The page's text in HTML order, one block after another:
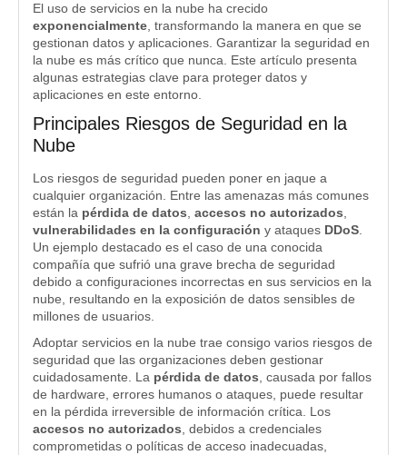
El uso de servicios en la nube ha crecido
exponencialmente , transformando la manera en que se
gestionan datos y aplicaciones. Garantizar la seguridad en
la nube es más crítico que nunca. Este artículo presenta
algunas estrategias clave para proteger datos y
aplicaciones en este entorno.
Principales Riesgos de Seguridad en la
Nube
Los riesgos de seguridad pueden poner en jaque a
cualquier organización. Entre las amenazas más comunes
están la pérdida de datos accesos no autorizados
vulnerabilidades en la configuración y ataques DDoS
Un ejemplo destacado es el caso de una conocida
compañía que sufrió una grave brecha de seguridad
debido a configuraciones incorrectas en sus servicios en la
nube, resultando en la exposición de datos sensibles de
millones de usuarios.
Adoptar servicios en la nube trae consigo varios riesgos de
seguridad que las organizaciones deben gestionar
cuidadosamente. La pérdida de datos , causada por fallos
de hardware, errores humanos o ataques, puede resultar
en la pérdida irreversible de información crítica. Los
accesos no autorizados , debidos a credenciales
comprometidas o políticas de acceso inadecuadas,